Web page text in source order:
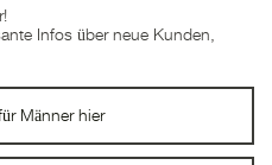
Infos über neue Kunden,
Männer hier